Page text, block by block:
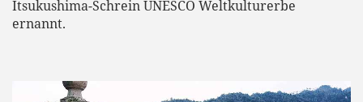
Itsukushima-Schrein UNESCO Weltkulturerbe
ernannt.